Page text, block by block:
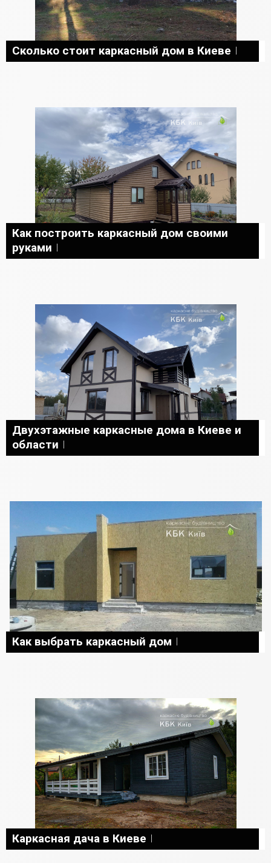
Сколько стоит каркасный дом в Киеве
Как построить каркасный дом своими
руками
Двухэтажные каркасные дома в Киеве и
области
Как выбрать каркасный дом
Каркасная дача в Киеве